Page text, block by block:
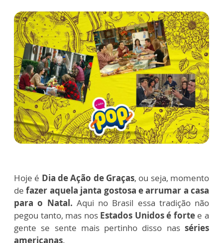
Hoje é Dia de Ação de Graças, ou seja, momento
defazer aquela janta gostosa e arrumar a casa
para o Natal. Aqui no Brasil essa tradição não
pegou tanto, mas nos Estados Unidos é fortee a
gente se sente mais pertinho disso nas séries
americanas.